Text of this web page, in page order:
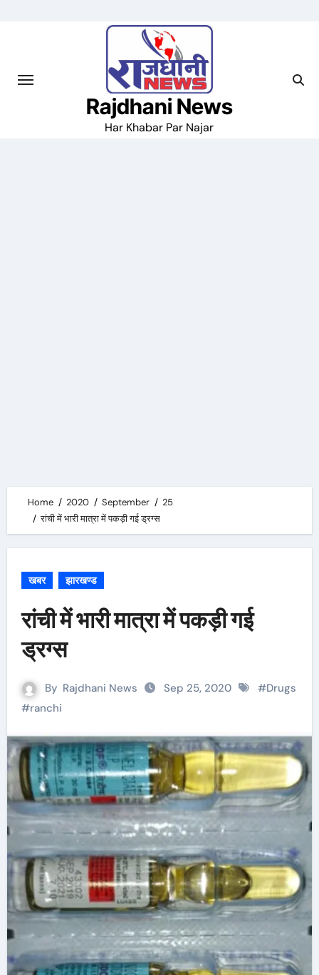
Rajdhani News
Har Khabar Par Najar
Home 2020 September
25
रांची में भारी मात्रा में पकड़ी गई ड्रग्स
खबर झारखण्ड
रांची में भारी मात्रा में पकड़ी गई
ड्रग्स
By Rajdhani News Sep 25, 2020 #Drugs
#ranchi